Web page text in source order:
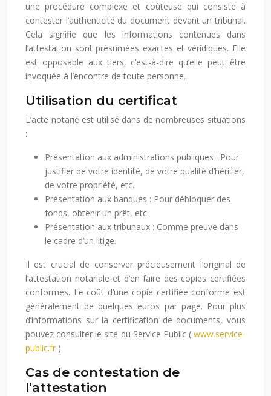
une procédure complexe et coûteuse qui consiste à
contester l’authenticité du document devant un tribunal.
Cela signifie que les informations contenues dans
l’attestation sont présumées exactes et véridiques. Elle
est opposable aux tiers, c’est-à-dire qu’elle peut être
invoquée à l’encontre de toute personne.
Utilisation du certificat
L’acte notarié est utilisé dans de nombreuses situations
:
Présentation aux administrations publiques : Pour
justifier de votre identité, de votre qualité d’héritier,
de votre propriété, etc.
Présentation aux banques : Pour débloquer des
fonds, obtenir un prêt, etc.
Présentation aux tribunaux : Comme preuve dans
le cadre d’un litige.
Il est crucial de conserver précieusement l’original de
l’attestation notariale et d’en faire des copies certifiées
conformes. Le coût d’une copie certifiée conforme est
généralement de quelques euros par page. Pour plus
d’informations sur la certification de documents, vous
pouvez consulter le site du Service Public ( www.service-
public.fr ).
Cas de contestation de
l’attestation